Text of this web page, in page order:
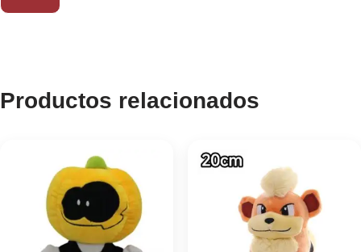
Productos relacionados